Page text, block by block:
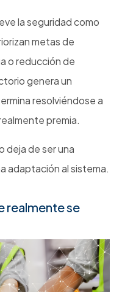
la seguridad como
metas de
o reducción de
genera un
resolviéndose a
premia.
deja de ser una
adaptación al sistema.
realmente se